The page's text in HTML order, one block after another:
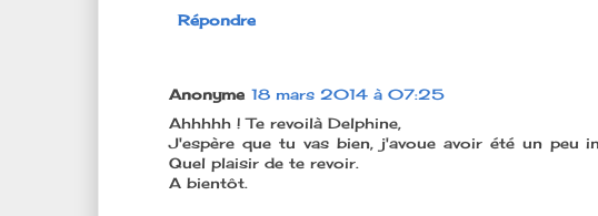
Répondre
Anonyme 18 mars 2014 à 07:25
Ahhhhh ! Te revoilà Delphine,
J'espère que tu vas bien, j'avoue avoir été un peu
Quel plaisir de te revoir.
A bientôt.